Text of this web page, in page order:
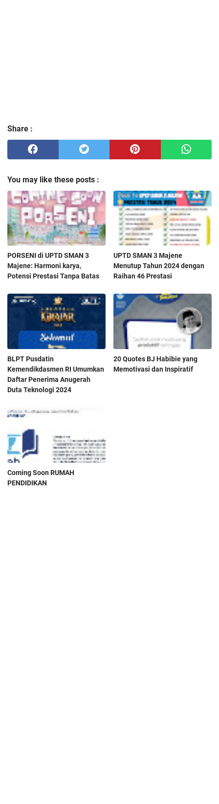
Share :
You may like these posts :
PORSENI di UPTD SMAN 3
Majene: Harmoni karya,
Potensi Prestasi Tanpa Batas
UPTD SMAN 3 Majene
Menutup Tahun 2024 dengan
Raihan 46 Prestasi
BLPT Pusdatin
Kemendikdasmen RI Umumkan
Daftar Penerima Anugerah
Duta Teknologi 2024
20 Quotes BJ Habibie yang
Memotivasi dan Inspiratif
Coming Soon RUMAH
PENDIDIKAN